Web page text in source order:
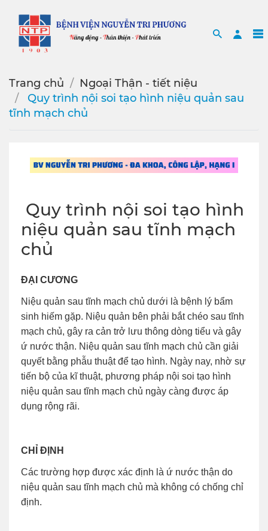
Search
Trang chủ
Ngoại Thận - tiết niệu
️ Quy trình nội soi tạo hình niệu quản sau
tĩnh mạch chủ
️ Quy trình nội soi tạo hình
niệu quản sau tĩnh mạch
chủ
ĐẠI CƯƠNG
Niệu quản sau tĩnh mạch chủ dưới là bệnh lý bẩm
sinh hiếm gặp. Niệu quản bên phải bắt chéo sau tĩnh
mạch chủ, gây ra cản trở lưu thông dòng tiểu và gây
ứ nước thận. Niệu quản sau tĩnh mạch chủ cần giải
quyết bằng phẫu thuật để tạo hình. Ngày nay, nhờ sự
tiến bộ của kĩ thuật, phương pháp nội soi tạo hình
niệu quản sau tĩnh mạch chủ ngày càng được áp
dụng rộng rãi.
CHỈ ĐỊNH
Các trường hợp được xác định là ứ nước thận do
niệu quản sau tĩnh mạch chủ mà không có chống chỉ
định.